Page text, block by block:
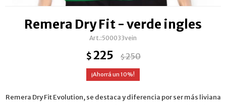
Remera Dry Fit - verde ingles
500033vein
$225 $250
10
Remera Dry Fit Evolution, se destaca y diferencia por ser más liviana